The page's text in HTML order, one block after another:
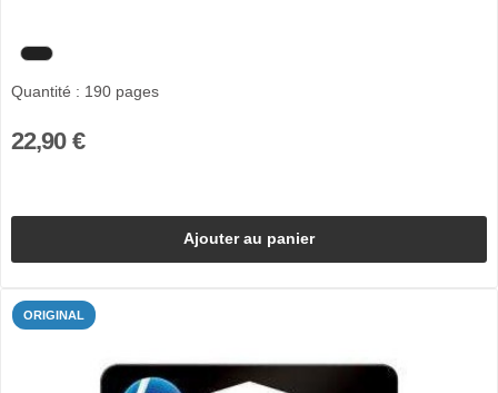
Quantité : 190 pages
22,90 €
Ajouter au panier
ORIGINAL